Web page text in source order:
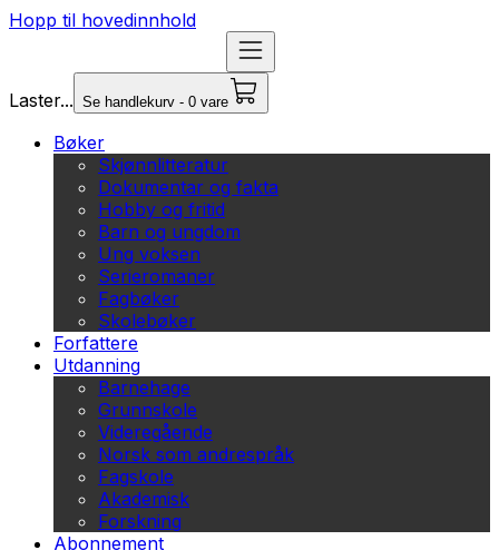
Hopp til hovedinnhold
Laster... Se handlekurv - 0 vare
Bøker
Skjønnlitteratur
Dokumentar og fakta
Hobby og fritid
Barn og ungdom
Ung voksen
Serieromaner
Fagbøker
Skolebøker
Forfattere
Utdanning
Barnehage
Grunnskole
Videregående
Norsk som andrespråk
Fagskole
Akademisk
Forskning
Abonnement